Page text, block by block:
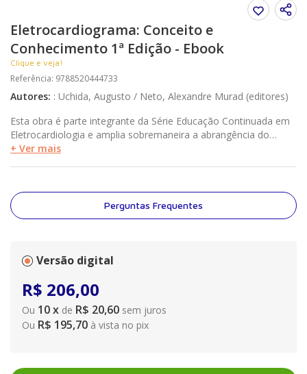
Eletrocardiograma: Conceito e
Conhecimento 1ª Edição - Ebook
Clique e veja!
Referência: 9788520444733
Autores: : Uchida, Augusto / Neto, Alexandre Murad (editores)
Esta obra é parte integrante da Série Educação Continuada em
Eletrocardiologia e amplia sobremaneira a abrangência do
conteúdo publicado no Volume 1. Somente quem adquire o livro
periódica. O texto é recheado de ilustrações médicas,
diagramas e quadros que facilitam a leitura.
+ Ver mais
Perguntas Frequentes
Versão digital
R$ 206,00
Ou 10x de R$ 20,60 sem juros
Ou R$ 195,70 à vista no pix